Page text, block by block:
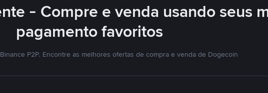
- Compre e venda usando seus
pagamento favoritos
P2P. Encontre as melhores ofertas de compra e venda de Dogecoin